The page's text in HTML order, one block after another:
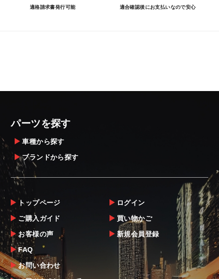
適格請求書発行可能 適合確認後にお支払いなので安心
パーツを探す
車種から探す
ブランドから探す
トップページ
ご購入ガイド
お客様の声
FAQ
お問い合わせ
ログイン
買い物かご
新規会員登録